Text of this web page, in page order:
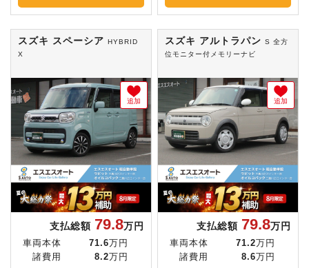
スズキ スペーシア
HYBRID
X
追加
支払総額 79.8万円
車両本体 71.6万円
諸費用
8.2万円
スズキ アルトラパンS 全方
位モニター付メモリーナビ
追加
支払総額 79.8万円
車両本体 71.2万円
諸費用
8.6万円